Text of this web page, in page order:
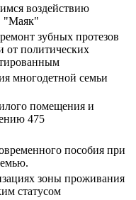
воздействию
"Маяк"
зубных протезов
политических
многодетной семьи
помещения и
475
пособия при
зоны проживания
статусом